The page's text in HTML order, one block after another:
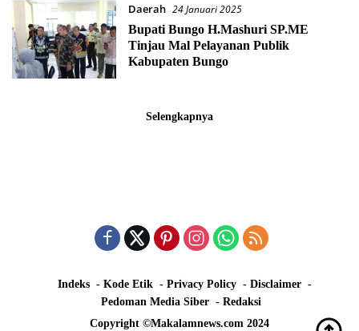
Daerah 24 Januari 2025
Bupati Bungo H.Mashuri SP.ME
Tinjau Mal Pelayanan Publik
Kabupaten Bungo
Selengkapnya
Indeks Kode Etik Privacy Policy
Disclaimer
Pedoman Media Siber
Redaksi
Copyright ©Makalamnews.com 2024